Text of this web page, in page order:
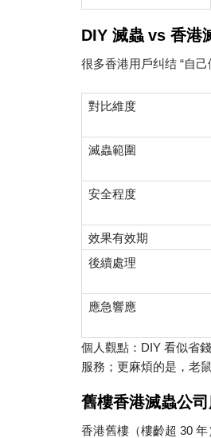
DIY 滅蟲 vs 香港
很多香港用戶纠结 “自己
對比維度
滅蟲範圍
安全程度
效果有效期
後續處理
應急響應
個人觀點： DIY 看似省
服務；更麻煩的是，老
舊樓香港滅蟲公
香港舊樓（樓齡超 30 年